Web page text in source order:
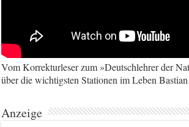
Vom Korrekturleser zum »Deutschlehrer der
über die wichtigsten Stationen im Leben
Anzeige